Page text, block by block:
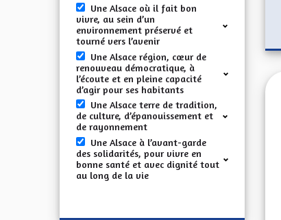
Une Alsace où il fait bon
vivre, au sein d’un
environnement préservé et
tourné vers l’avenir
Une Alsace région, cœur de
renouveau démocratique, à
l’écoute et en pleine capacité
d’agir pour ses habitants
Une Alsace terre de tradition,
de culture, d’épanouissement et
de rayonnement
Une Alsace à l’avant-garde
des solidarités, pour vivre en
bonne santé et avec dignité tout
au long de la vie